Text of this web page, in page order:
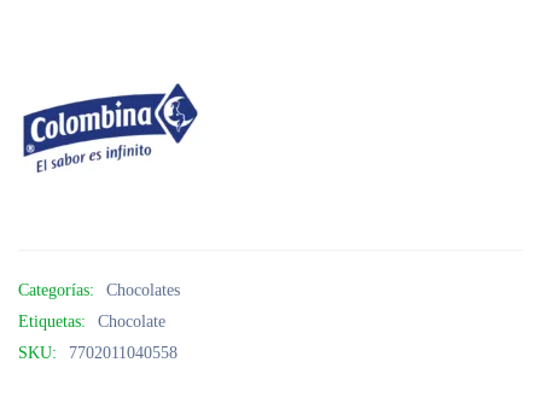
Categorías:
Chocolates
Etiquetas:
Chocolate
SKU:
7702011040558